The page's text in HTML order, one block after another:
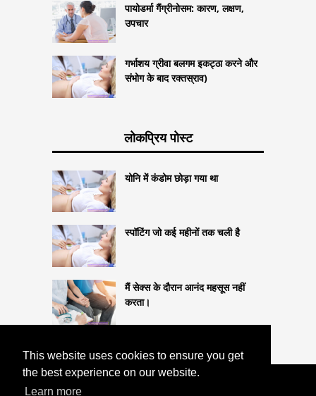
This website uses cookies to ensure you get
the best experience on our website.
Learn more
पायोडर्मा गैंग्रीनोसम: कारण, लक्षण,
उपचार
गर्भाशय ग्रीवा बलगम इकट्ठा करने और
संभोग के बाद रक्तस्राव)
लोकप्रिय पोस्ट
योनि में कंडोम छोड़ा गया था
स्पॉटिंग जो कई महीनों तक चली है
मैं सेक्स के दौरान आनंद महसूस नहीं
करता।